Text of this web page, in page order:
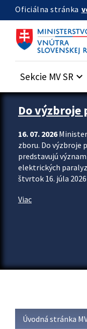
Preskocit na hlavný obsah
Oficiálna stránka
Sekcie MV SR keyboard_arrow_down
Zastavit automatický
Do
16. 07. 2026
zboru. Do výzbroje
predstavujú
elektrických
štvrtok 16. júla
Viac
Úvodná stránka